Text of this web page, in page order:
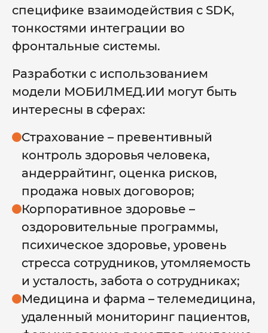
специфике взаимодействия с SDK,
тонкостями интеграции во
фронтальные системы.
Разработки с использованием
модели МОБИЛМЕД.ИИ могут быть
интересны в сферах:
Страхование – превентивный
контроль здоровья человека,
андеррайтинг, оценка рисков,
продажа новых договоров;
Корпоративное здоровье –
оздоровительные программы,
психическое здоровье, уровень
стресса сотрудников, утомляемость
и усталость, забота о сотрудниках;
Медицина и фарма – телемедицина,
удаленный мониторинг пациентов,